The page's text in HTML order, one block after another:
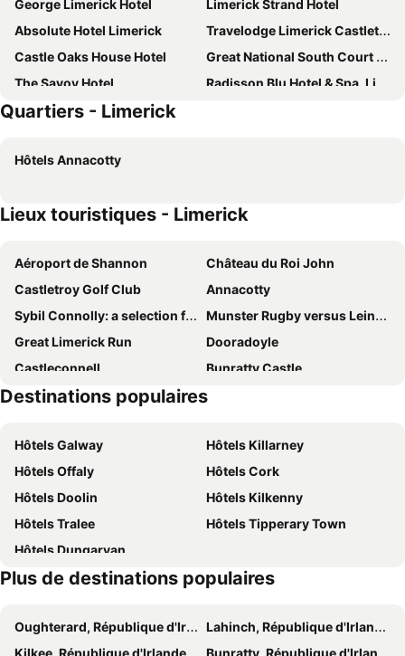
George Limerick Hotel
Limerick Strand Hotel
Absolute Hotel Limerick
Travelodge Limerick Castletroy
Castle Oaks House Hotel
Great National South Court Hotel
The Savoy Hotel
Radisson Blu Hotel & Spa, Limerick
Kilmurry Lodge Hotel
Woodfield House Hotel
The George Limerick
Great National Ballykisteen Golf Hotel
Glasha
Innisfree
Bunratty Manor Hotel
Tudor Lodge Guest Accommodation
Charming Old-world Country Cottage, Near Adare
Fitzgerald's Woodlands House Hotel
Bunratty Meadows Bed & Breakfast
Dunraven Arms Hotel
Adare Luxury Riverside Apartment
Horans Bar and Restaurant
Garrane House
Shannon Springs Hotel
Quartiers - Limerick
Hôtels Annacotty
Lieux touristiques - Limerick
Aéroport de Shannon
Château du Roi John
Castletroy Golf Club
Annacotty
Sybil Connolly: a selection from the archive
Munster Rugby versus Leinster Rugby in the RaboDirect Pro 12
Great Limerick Run
Dooradoyle
Castleconnell
Bunratty Castle
Celtic T-Shirt Shop
Lough Gur
Adare Castle & Adare Heritage Centre
Destinations populaires
Hôtels Galway
Hôtels Killarney
Hôtels Offaly
Hôtels Cork
Hôtels Doolin
Hôtels Kilkenny
Hôtels Tralee
Hôtels Tipperary Town
Hôtels Dungarvan
Plus de destinations populaires
Oughterard, République d'Irlande Hôtels
Lahinch, République d'Irlande Hôtels
Kilkee, République d'Irlande Hôtels
Bunratty, République d'Irlande Hôtels